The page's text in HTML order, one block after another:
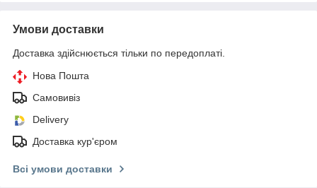
Умови доставки
Доставка здійснюється тільки по передоплаті.
Нова Пошта
Самовивіз
Delivery
Доставка кур'єром
Всі умови доставки